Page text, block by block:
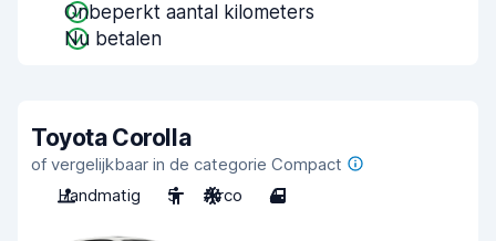
Onbeperkt aantal kilometers
Nu betalen
Toyota Corolla
of vergelijkbaar in de categorie Compact
Handmatig
5 Airco 4